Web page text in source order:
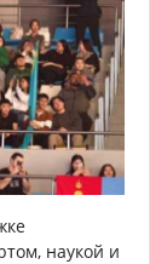
наукой и